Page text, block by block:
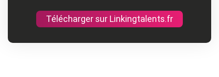
Télécharger sur Linkingtalents.fr